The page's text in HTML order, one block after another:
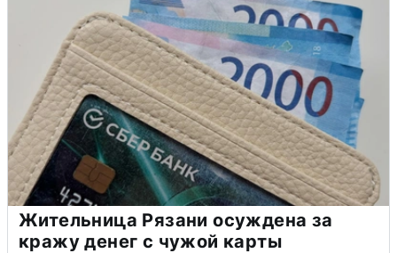
Жительница Рязани осуждена за
кражу денег с чужой карты